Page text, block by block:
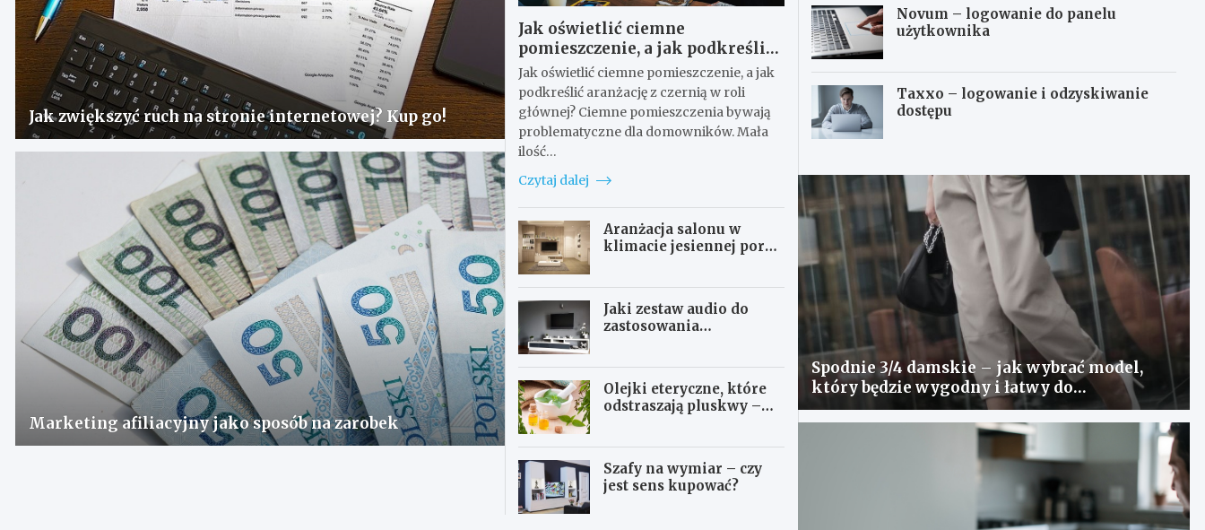
Jak zwiększyć ruch na stronie internetowej? Kup go!
Marketing afiliacyjny jako sposób na zarobek
Jak oświetlić ciemne
pomieszczenie, a jak podkreślić
aranżację z czernią w roli
głównej
Jak oświetlić ciemne pomieszczenie, a jak
podkreślić aranżację z czernią w roli
głównej? Ciemne pomieszczenia bywają
problematyczne dla domowników. Mała
ilość…
Czytaj dalej
Aranżacja salonu w
klimacie jesiennej pory
Jaki zestaw audio do
zastosowania
Olejki eteryczne, które
odstraszają pluskwy –
Szafy na wymiar – czy
jest sens kupować?
Novum – logowanie do panelu
użytkownika
Taxxo – logowanie i odzyskiwanie
dostępu
Spodnie 3/4 damskie – jak wybrać model,
który będzie wygodny i łatwy do
stylizowania?